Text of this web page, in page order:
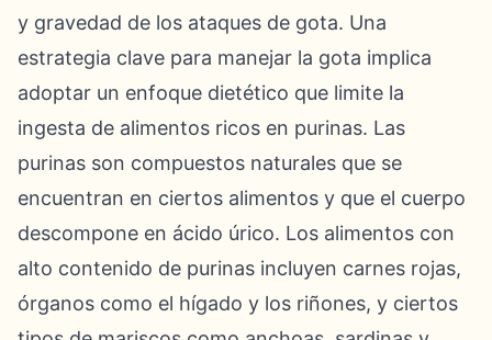
y gravedad de los ataques de gota. Una
estrategia clave para manejar la gota implica
adoptar un enfoque dietético que limite la
ingesta de alimentos ricos en purinas. Las
purinas son compuestos naturales que se
encuentran en ciertos alimentos y que el cuerpo
descompone en ácido úrico. Los alimentos con
alto contenido de purinas incluyen carnes rojas,
órganos como el hígado y los riñones, y ciertos